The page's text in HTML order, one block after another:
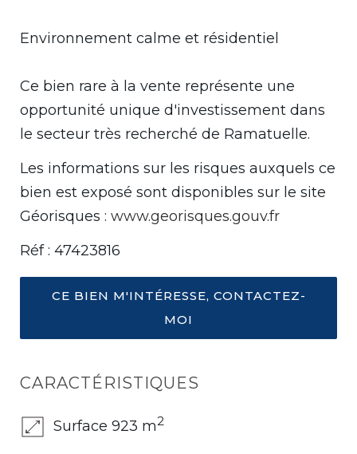
Environnement calme et résidentiel
Ce bien rare à la vente représente une
opportunité unique d'investissement dans
le secteur très recherché de Ramatuelle.
Les informations sur les risques auxquels ce
bien est exposé sont disponibles sur le site
Géorisques : www.georisques.gouv.fr
Réf : 47423816
CE BIEN M'INTÉRESSE, CONTACTEZ-
MOI
CARACTÉRISTIQUES
Surface 923 m2